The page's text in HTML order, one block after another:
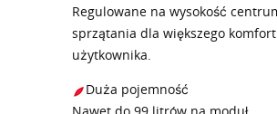
Regulowane na wysokość
sprzątania dla większego
użytkownika.
Duża pojemność